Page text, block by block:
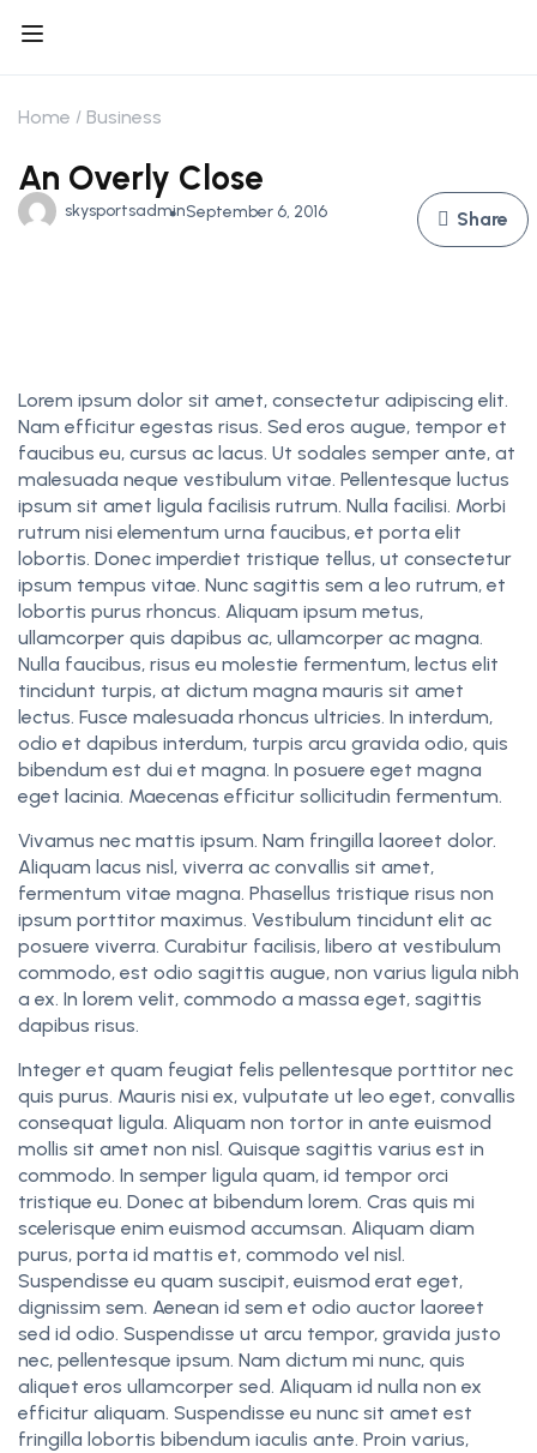
Home Business
An Overly Close
skysportsadminSeptember 6, 2016 Share
Lorem ipsum dolor sit amet, consectetur adipiscing elit.
Nam efficitur egestas risus. Sed eros augue, tempor et
faucibus eu, cursus ac lacus. Ut sodales semper ante, at
malesuada neque vestibulum vitae. Pellentesque luctus
ipsum sit amet ligula facilisis rutrum. Nulla facilisi. Morbi
rutrum nisi elementum urna faucibus, et porta elit
lobortis. Donec imperdiet tristique tellus, ut consectetur
ipsum tempus vitae. Nunc sagittis sem a leo rutrum, et
lobortis purus rhoncus. Aliquam ipsum metus,
ullamcorper quis dapibus ac, ullamcorper ac magna.
Nulla faucibus, risus eu molestie fermentum, lectus elit
tincidunt turpis, at dictum magna mauris sit amet
lectus. Fusce malesuada rhoncus ultricies. In interdum,
odio et dapibus interdum, turpis arcu gravida odio, quis
bibendum est dui et magna. In posuere eget magna
eget lacinia. Maecenas efficitur sollicitudin fermentum.
Vivamus nec mattis ipsum. Nam fringilla laoreet dolor.
Aliquam lacus nisl, viverra ac convallis sit amet,
fermentum vitae magna. Phasellus tristique risus non
ipsum porttitor maximus. Vestibulum tincidunt elit ac
posuere viverra. Curabitur facilisis, libero at vestibulum
commodo, est odio sagittis augue, non varius ligula nibh
a ex. In lorem velit, commodo a massa eget, sagittis
dapibus risus.
Integer et quam feugiat felis pellentesque porttitor nec
quis purus. Mauris nisi ex, vulputate ut leo eget, convallis
consequat ligula. Aliquam non tortor in ante euismod
mollis sit amet non nisl. Quisque sagittis varius est in
commodo. In semper ligula quam, id tempor orci
tristique eu. Donec at bibendum lorem. Cras quis mi
scelerisque enim euismod accumsan. Aliquam diam
purus, porta id mattis et, commodo vel nisl.
Suspendisse eu quam suscipit, euismod erat eget,
dignissim sem. Aenean id sem et odio auctor laoreet
sed id odio. Suspendisse ut arcu tempor, gravida justo
nec, pellentesque ipsum. Nam dictum mi nunc, quis
aliquet eros ullamcorper sed. Aliquam id nulla non ex
efficitur aliquam. Suspendisse eu nunc sit amet est
fringilla lobortis bibendum iaculis ante. Proin varius,